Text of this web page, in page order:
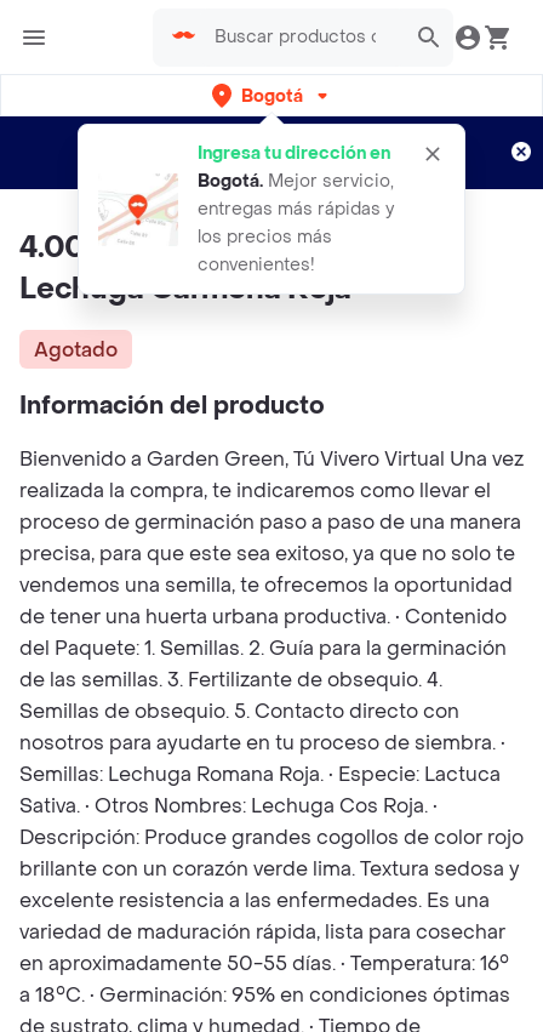
Bogotá
Ingresa tu dirección en
Bogotá. Mejor servicio,
entregas más rápidas y
los precios más
convenientes!
envíos gratis por semanas
Aplican TyC
4.000 Semillas Orgánicas De
Lechuga Carmona Roja
Agotado
Información del producto
Bienvenido a Garden Green, Tú Vivero Virtual Una vez
realizada la compra, te indicaremos como llevar el
proceso de germinación paso a paso de una manera
precisa, para que este sea exitoso, ya que no solo te
vendemos una semilla, te ofrecemos la oportunidad
de tener una huerta urbana productiva. • Contenido
del Paquete: 1. Semillas. 2. Guía para la germinación
de las semillas. 3. Fertilizante de obsequio. 4.
Semillas de obsequio. 5. Contacto directo con
nosotros para ayudarte en tu proceso de siembra. •
Semillas: Lechuga Romana Roja. • Especie: Lactuca
Sativa. • Otros Nombres: Lechuga Cos Roja. •
Descripción: Produce grandes cogollos de color rojo
brillante con un corazón verde lima. Textura sedosa y
excelente resistencia a las enfermedades. Es una
variedad de maduración rápida, lista para cosechar
en aproximadamente 50-55 días. • Temperatura: 16°
a 18°C. • Germinación: 95% en condiciones óptimas
de sustrato, clima y humedad. • Tiempo de